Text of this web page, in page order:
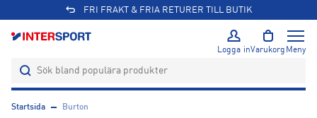
FRI FRAKT & FRIA RETURER TILL BUTIK
Logga inVarukorg Meny
Startsida Burton